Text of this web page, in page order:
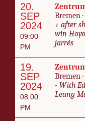
20.
SEP
2024
09:00
PM
Bre­men ·
+ af­ter
win
jar­rés
19.
SEP
2024
08:00
PM
Bre­men ·
- With
Leang